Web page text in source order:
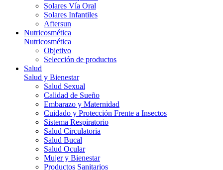
Solares Vía Oral
Solares Infantiles
Aftersun
Nutricosmética
Nutricosmética
Objetivo
Selección de productos
Salud
Salud y Bienestar
Salud Sexual
Calidad de Sueño
Embarazo y Maternidad
Cuidado y Protección Frente a Insectos
Sistema Respiratorio
Salud Circulatoria
Salud Bucal
Salud Ocular
Mujer y Bienestar
Productos Sanitarios